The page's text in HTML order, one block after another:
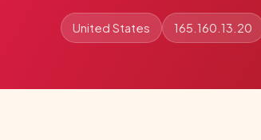
United States 165.160.13.20